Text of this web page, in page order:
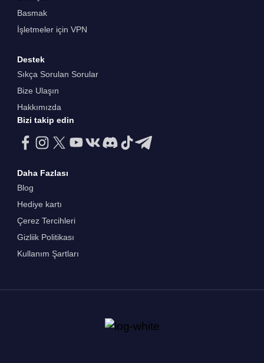
Basmak
İşletmeler için VPN
Destek
Sıkça Sorulan Sorular
Bize Ulaşın
Hakkımızda
Bizi takip edin
Daha Fazlası
Blog
Hediye kartı
Çerez Tercihleri
Gizliik Politikası
Kullanım Şartları